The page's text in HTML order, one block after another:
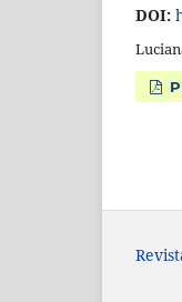
DOI: